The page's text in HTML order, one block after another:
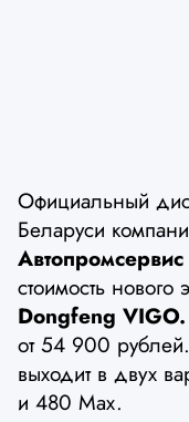
Официальный
Беларуси
Автопромсервис
стоимость нового
Dongfeng VIGO.
от 54 900
выходит в двух
и 480 Max.